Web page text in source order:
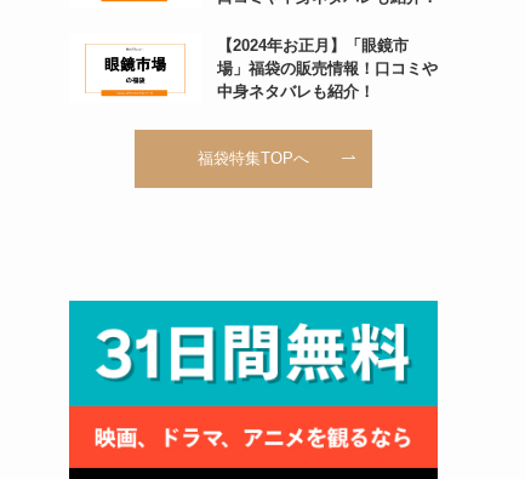
【2024年お正月】「眼鏡市
場」福袋の販売情報！口コミや
中身ネタバレも紹介！
福袋特集TOPへ